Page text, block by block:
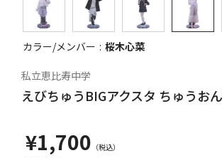
カラー/メンバー 桜木心菜
私立恵比寿中学
えびちゅうBIGアクスタ ちゅうお
¥1,700